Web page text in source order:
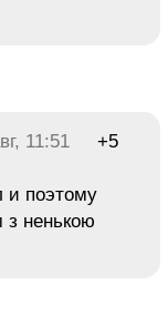
11:51 +5
и поэтому
ненькою